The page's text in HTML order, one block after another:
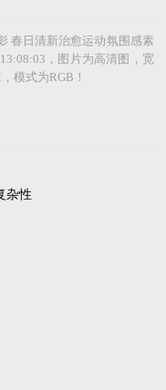
春日清新治愈运动氛围感素
，图片为高清图，宽
模式为RGB！
杂性